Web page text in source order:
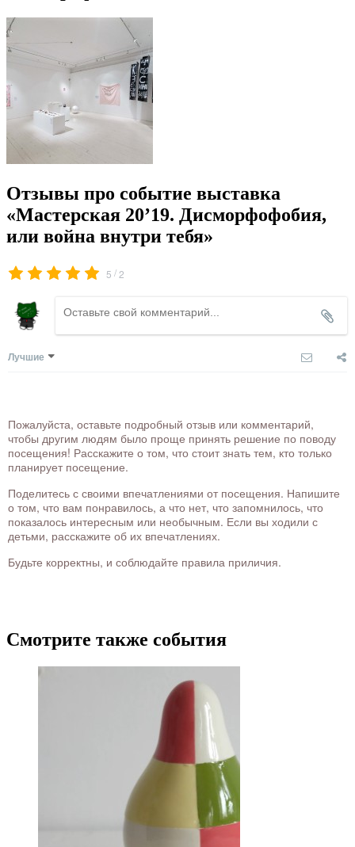
Отзывы про событие выставка
«Мастерская 20’19. Дисморфофобия,
или война внутри тебя»
5 /2
Лучшие
Пожалуйста, оставьте подробный отзыв или комментарий,
чтобы другим людям было проще принять решение по поводу
посещения! Расскажите о том, что стоит знать тем, кто только
планирует посещение.
Поделитесь с своими впечатлениями от посещения. Напишите
о том, что вам понравилось, а что нет, что запомнилось, что
показалось интересным или необычным. Если вы ходили с
детьми, расскажите об их впечатлениях.
Будьте корректны, и соблюдайте правила приличия.
Смотрите также события